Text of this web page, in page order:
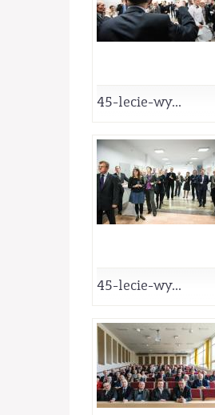
45-lecie-wy...
45-lecie-wy...